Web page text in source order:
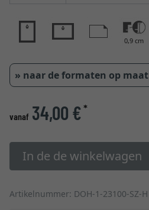
0,9 cm
» naar de formaten op maat
vanaf 34,00 €*
In de de winkelwagen
Artikelnummer: DOH-1-23100-SZ-H